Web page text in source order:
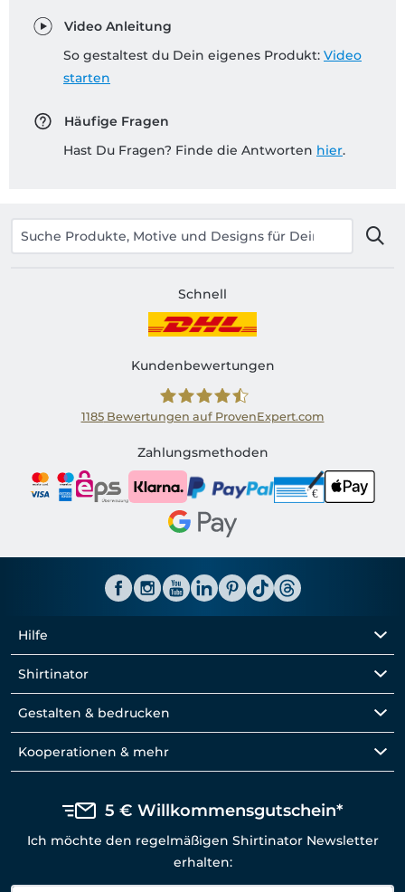
Video Anleitung
So gestaltest du Dein eigenes Produkt: Video
starten
Häufige Fragen
Hast Du Fragen? Finde die Antworten hier.
Schnell
Kundenbewertungen
Shirtinator AT
1185Bewertungen auf ProvenExpert.com
Zahlungsmethoden
Hilfe
Shirtinator
Gestalten & bedrucken
Kooperationen & mehr
5 € Willkommensgutschein*
Ich möchte den regelmäßigen Shirtinator Newsletter
erhalten: